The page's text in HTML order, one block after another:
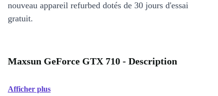
nouveau appareil refurbed dotés de 30 jours d'essai
gratuit.
Maxsun GeForce GTX 710 - Description
Afficher plus